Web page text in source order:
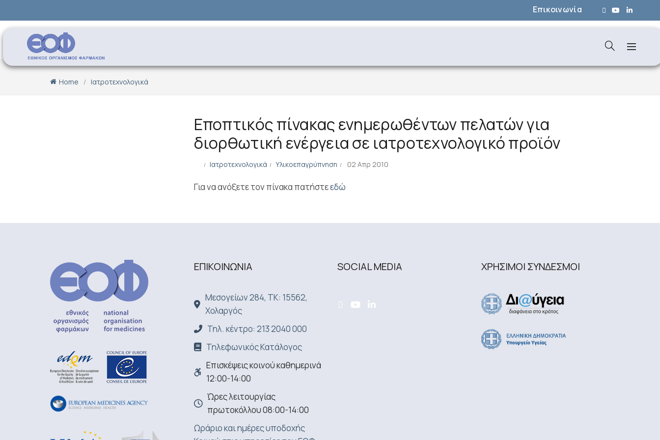
Επικοινωνία
Home Ιατροτεχνολογικά
Εποπτικός πίνακας ενημερωθέντων πελατών για
διορθωτική ενέργεια σε ιατροτεχνολογικό προϊόν
Ιατροτεχνολογικά Υλικοεπαγρύπνηση 02 Απρ 2010
Για να ανόξετε τον πίνακα πατήστεεδώ
ΕΠΙΚΟΙΝΩΝΙA
Μεσογείων 284, ΤΚ: 15562,
Χολαργός
Τηλ. κέντρο: 213 2040 000
Τηλεφωνικός Κατάλογος
Επισκέψεις κοινού καθημερινά
12:00-14:00
Ώρες λειτουργίας
πρωτοκόλλου 08:00-14:00
Ωράριο και ημέρες υποδοχής
SOCIAL MEDIA ΧΡΗΣΙΜΟΙ ΣΥΝΔΕΣΜΟΙ